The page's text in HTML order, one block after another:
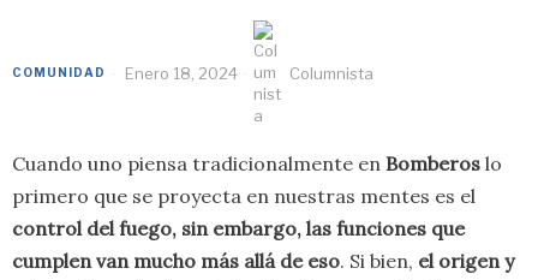
COMUNIDAD Enero 18, 2024 Columnista
Cuando uno piensa tradicionalmente en Bomberos lo
primero que se proyecta en nuestras mentes es el
control del fuego, sin embargo, las funciones que
cumplen van mucho más allá de eso. Si bien, el origen y